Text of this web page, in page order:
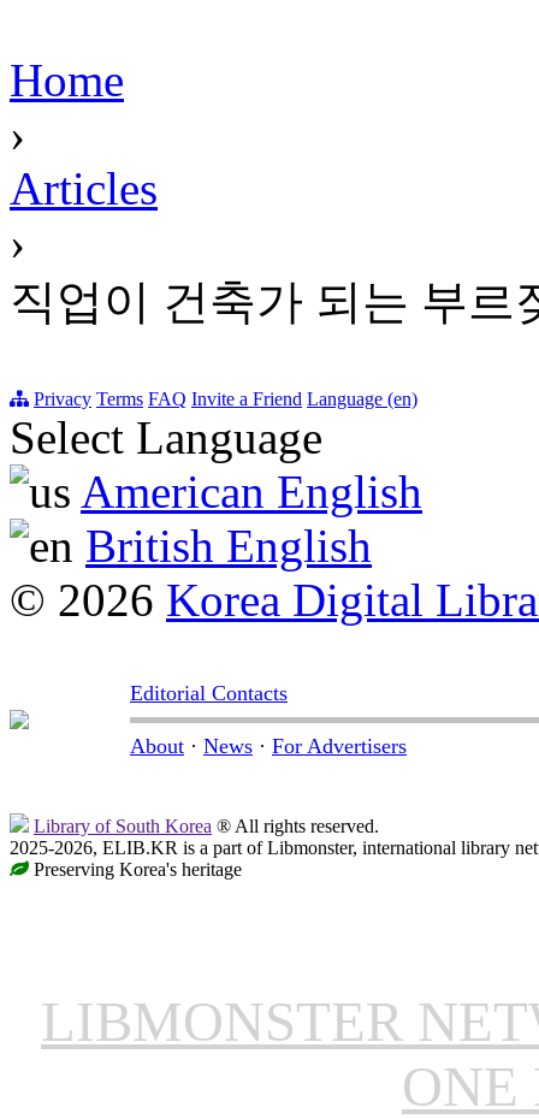
Home
›
Articles
›
직업이 건축가 되는 부르
Privacy Terms FAQ Invite a Friend Language (en)
Select Language
American English
British English
© 2026 Korea Digital
Editorial Contacts
About · News · For Advertisers
Library of South Korea ® All rights reserved.
2025-2026, ELIB.KR is a part of Libmonster, international library
Preserving Korea's heritage
LIBMONSTER
ONE